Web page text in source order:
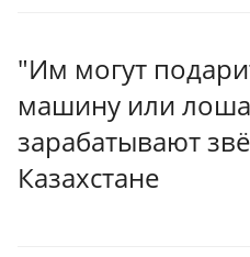
"Им могут
машину или
зарабатывают
Казахстане